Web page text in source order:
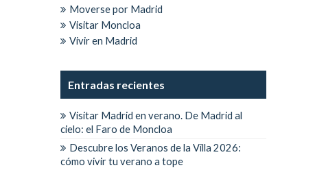
Moverse por Madrid
Visitar Moncloa
Vivir en Madrid
Entradas recientes
Visitar Madrid en verano. De Madrid al
cielo: el Faro de Moncloa
Descubre los Veranos de la Villa 2026:
cómo vivir tu verano a tope